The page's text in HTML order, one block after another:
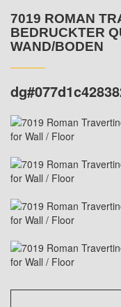
7019 ROMAN
BEDRUCKTER
WAND/BODEN